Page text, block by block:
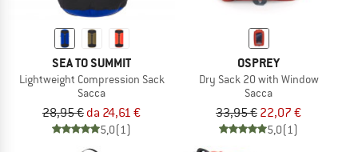
SEA TO SUMMIT
Lightweight Compression Sack
Sacca
28,95 € da 24,61 €
5,0(1)
OSPREY
Dry Sack 20 with Window
Sacca
33,95 € 22,07 €
5,0(1)